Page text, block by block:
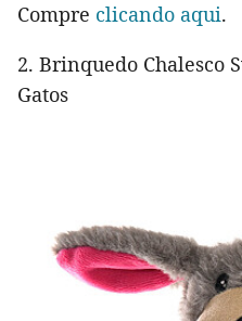
Compre clicando aqui.
2. Brinquedo Chalesco
Gatos